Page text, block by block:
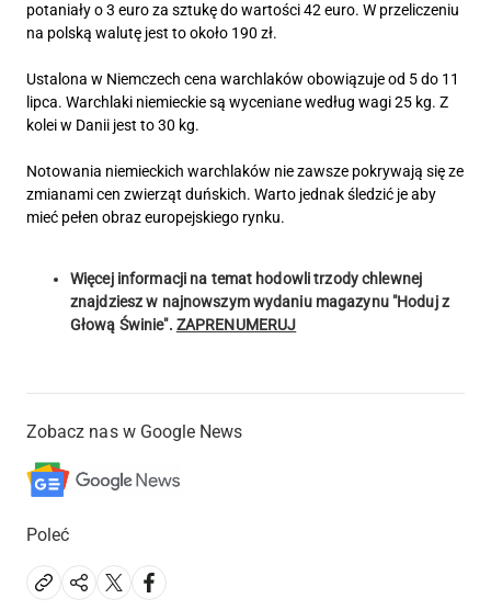
potaniały o 3 euro za sztukę do wartości 42 euro. W przeliczeniu
na polską walutę jest to około 190 zł.
Ustalona w Niemczech cena warchlaków obowiązuje od 5 do 11
lipca. Warchlaki niemieckie są wyceniane według wagi 25 kg. Z
kolei w Danii jest to 30 kg.
Notowania niemieckich warchlaków nie zawsze pokrywają się ze
zmianami cen zwierząt duńskich. Warto jednak śledzić je aby
mieć pełen obraz europejskiego rynku.
Więcej informacji na temat hodowli trzody chlewnej
znajdziesz w najnowszym wydaniu magazynu "Hoduj z
Głową Świnie". ZAPRENUMERUJ
Zobacz nas w Google News
Poleć